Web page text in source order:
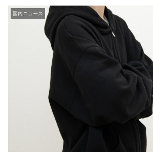
国内ニュース